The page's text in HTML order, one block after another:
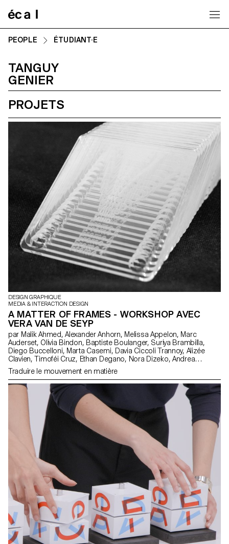
PEOPLE ÉTUDIANT·E
TANGUY
GENIER
PROJETS
DESIGN GRAPHIQUE
MEDIA & INTERACTION DESIGN
A MATTER OF FRAMES - WORKSHOP AVEC
VERA VAN DE SEYP
par Malik Ahmed, Alexander Anhorn, Melissa Appelon, Marc
Auderset, Olivia Bindon, Baptiste Boulanger, Suriya Brambilla,
Diego Buccelloni, Marta Casemi, Davia Ciccoli Trannoy, Alizée
Clavien, Timoféi Cruz, Ethan Degano, Nora Dizeko, Andrea
Domínguez Formet, Mathias Dugenne, Mathias Gelin, Tanguy
Genier, Lila Gomez Gaillet, Juliana Granato, Xenia Grange,
Bérangère Gremion, Helena Hell, Rocio Hernandez, Salomé
Huwiler, Rebecca Indermühle, Kevin Jeangros, Nolan Latorre,
Jose Pardo Pariente, Zachary Ramelet, Gabrielle Richard, Théo
Rizzo, Alessia Rollini, Malcolm Semedo Barreto, Anastassia
Siebold, Philippe Strässle Zuniga, Baptiste Sultana, Luna
Tavernier, Margaux Tinguely
Traduire le mouvement en matière